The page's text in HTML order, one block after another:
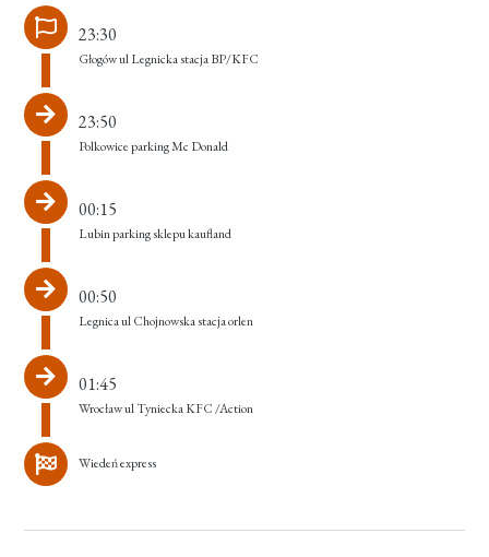
23:30
Głogów ul Legnicka stacja BP/KFC
23:50
Polkowice parking Mc Donald
00:15
Lubin parking sklepu kaufland
00:50
Legnica ul Chojnowska stacja orlen
01:45
Wrocław ul Tyniecka KFC /Action
Wiedeń express